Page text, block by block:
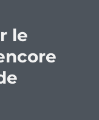
le
64,
le